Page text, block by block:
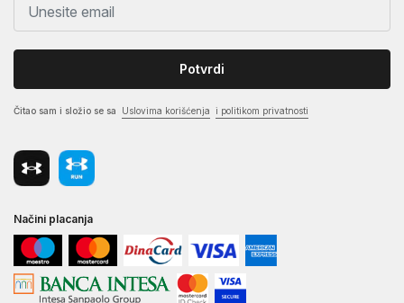
Potvrdi
Čitao sam i složio se sa Uslovima korišćenja i politikom privatnosti
Načini placanja